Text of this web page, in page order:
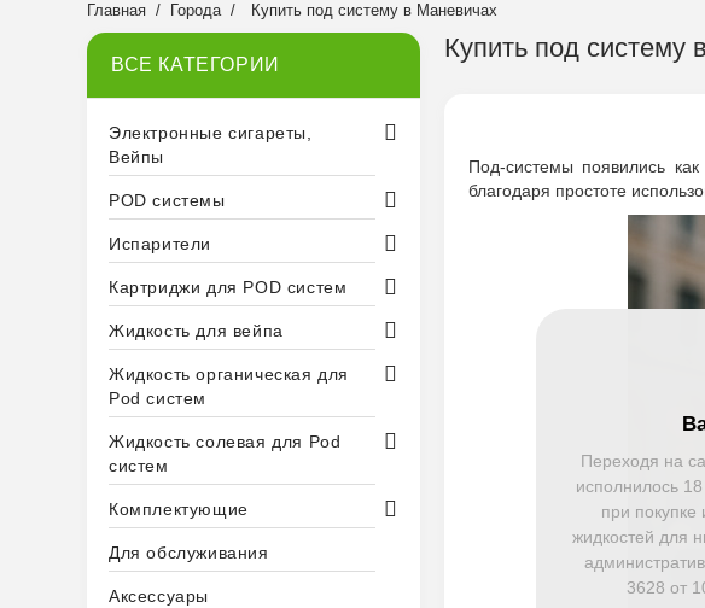
Главная Города Купить под систему в Маневичах
ВСЕ КАТЕГОРИИ
Электронные сигареты,
Вейпы
POD системы
Испарители
Картриджи для POD систем
Жидкость для вейпа
Жидкость органическая для
Pod систем
Жидкость солевая для Pod
систем
Комплектующие
Для обслуживания
Аксессуары
Купить под систему
Под-системы появились
благодаря простоте
Переходя на
исполнилось
при покупке
жидкостей для
3628 от